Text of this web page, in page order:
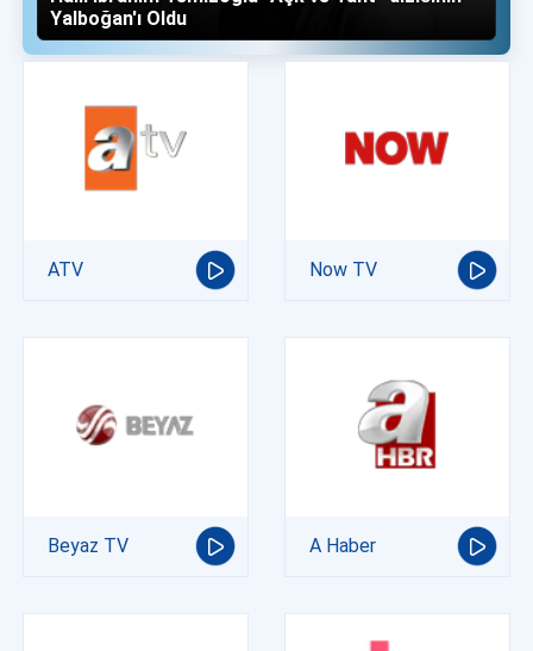
Yalboğan'ı Oldu
ATV Now TV
Beyaz TV A Haber